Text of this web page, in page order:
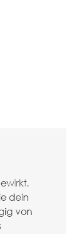
dein
von